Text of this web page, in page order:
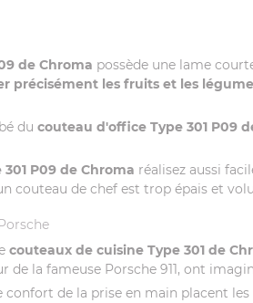
de Chroma possède une lame
précisément les fruits et les
du couteau d'office Type 301 P09
P09 de Chroma réalisez aussi
couteau de chef est trop épais et
couteaux de cuisine Type 301 de
de la fameuse Porsche 911, ont
confort de la prise en main placent les